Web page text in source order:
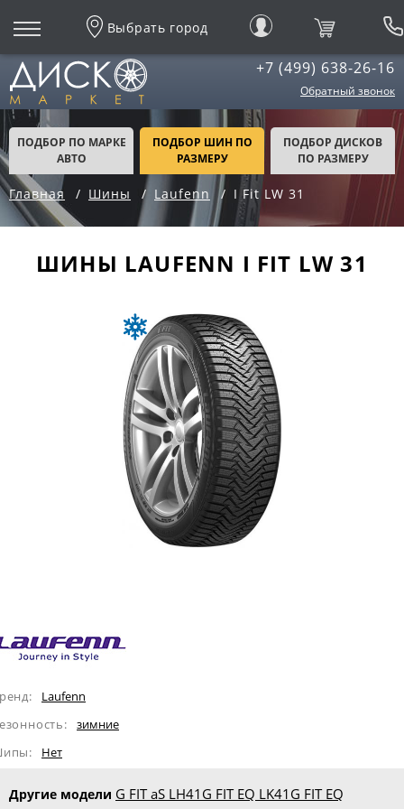
Выбрать город
+7 (499) 638-26-16
Обратный звонок
ПОДБОР ПО МАРКЕ
АВТО
ПОДБОР ШИН ПО
РАЗМЕРУ
ПОДБОР ДИСКОВ
ПО РАЗМЕРУ
Главная Шины Laufenn I Fit LW 31
ШИНЫ LAUFENN I FIT LW 31
Laufenn
зимние
Нет
Другие модели G FIT aS LH41 G FIT EQ LK41 G FIT EQ